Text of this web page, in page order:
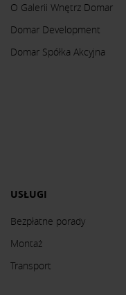
O Galerii Wnętrz Domar
Domar Development
Domar Spółka Akcyjna
USŁUGI
Bezpłatne porady
Montaż
Transport